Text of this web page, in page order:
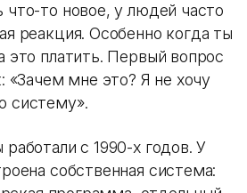
то новое, у людей часто
реакция. Особенно когда ты
это платить. Первый вопрос
«Зачем мне это? Я не хочу
систему».
с 1990-х годов. У
собственная система: